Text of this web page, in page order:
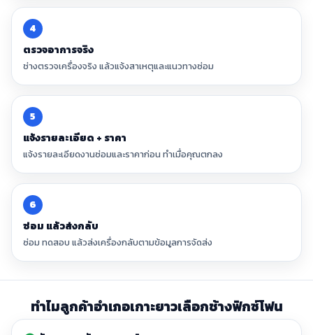
4
ตรวจอาการจริง
ช่างตรวจเครื่องจริง แล้วแจ้งสาเหตุและแนวทางซ่อม
5
แจ้งรายละเอียด + ราคา
แจ้งรายละเอียดงานซ่อมและราคาก่อน ทำเมื่อคุณตกลง
6
ซ่อม แล้วส่งกลับ
ซ่อม ทดสอบ แล้วส่งเครื่องกลับตามข้อมูลการจัดส่ง
ทำไมลูกค้าอำเภอเกาะยาวเลือกช้างฟิกซ์โฟน